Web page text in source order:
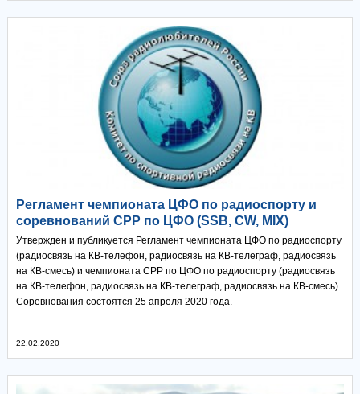
Регламент чемпионата ЦФО по радиоспорту и
соревнований СРР по ЦФО (SSB, CW, MIX)
Утвержден и публикуется Регламент чемпионата ЦФО по радиоспорту
(радиосвязь на КВ-телефон, радиосвязь на КВ-телеграф, радиосвязь
на КВ-смесь) и чемпионата СРР по ЦФО по радиоспорту (радиосвязь
на КВ-телефон, радиосвязь на КВ-телеграф, радиосвязь на КВ-смесь).
Соревнования состоятся 25 апреля 2020 года.
22.02.2020